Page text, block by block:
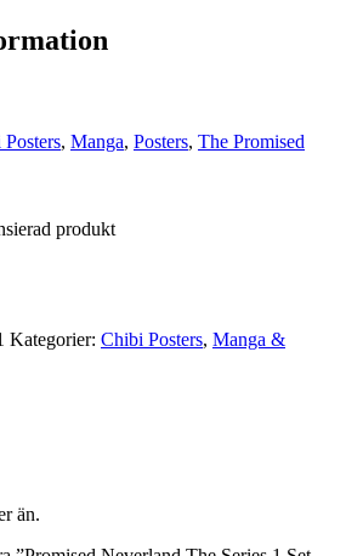
, Manga, Posters, The Promised
produkt
Kategorier: Chibi Posters, Manga &
än.